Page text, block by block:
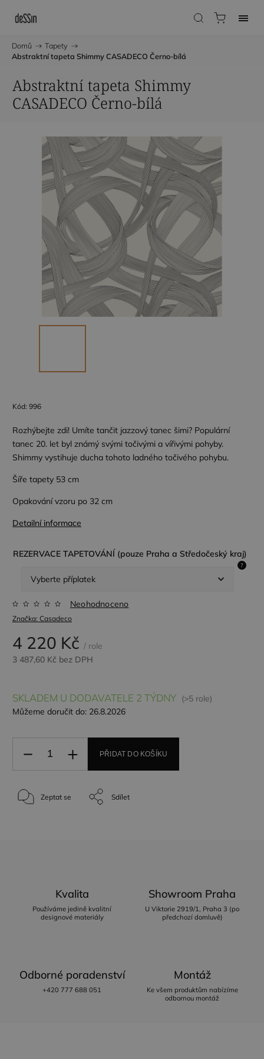
Domů / Tapety /
Abstraktní tapeta Shimmy CASADECO Černo-bílá
Abstraktní tapeta Shimmy
CASADECO Černo-bílá
Kód: 996
Rozhýbejte zdi! Umíte tančit jazzový tanec šimi? Populární
tanec 20. let byl známý svými točivými a vířivými pohyby.
Shimmy vystihuje ducha tohoto ladného točivého pohybu.
Šíře tapety 53 cm
Opakování vzoru po 32 cm
Detailní informace
REZERVACE TAPETOVÁNÍ (pouze Praha a Středočeský kraj)
?
Značka: Casadeco
Neohodnoceno
4 220 Kč / role
3 487,60 Kč bez DPH
SKLADEM U DODAVATELE 2 TÝDNY (>5 role)
Můžeme doručit do: 26.8.2026
PŘIDAT DO KOŠÍKU
Zeptat se Sdílet
Kvalita
Používáme jedině kvalitní
designové materiály
Showroom Praha
U Viktorie 2919/1, Praha 3 (po
předchozí domluvě)
Odborné poradenství
+420 777 688 051
Montáž
Ke všem produktům nabízíme
odbornou montáž